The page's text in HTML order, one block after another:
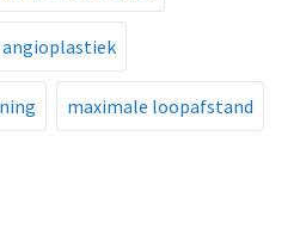
maximale loopafstand